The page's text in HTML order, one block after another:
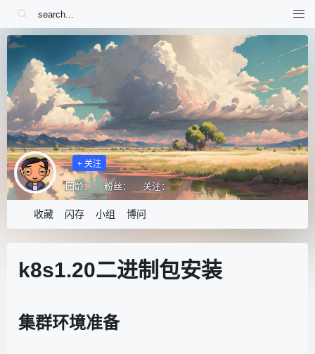
收藏 闪存 小组 博问
+ 关注
园龄： 粉丝： 关注：
k8s1.20二进制包安装
集群环境准备